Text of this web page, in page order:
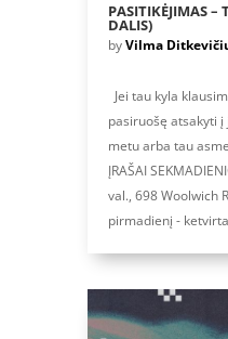
PASITIKĖJIMAS –
DALIS)
byVilma
Jei tau kyla
pasiruošę atsakyti
metu arba tau
ĮRAŠAI
val., 698 Woolwich
pirmadienį -